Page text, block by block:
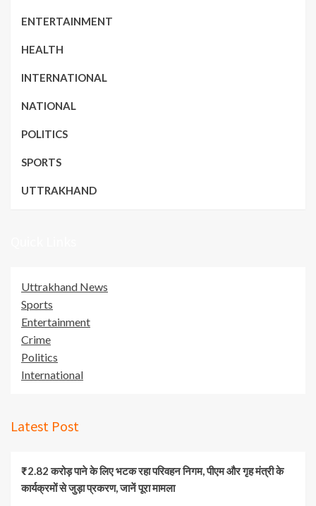
ENTERTAINMENT
HEALTH
INTERNATIONAL
NATIONAL
POLITICS
SPORTS
UTTRAKHAND
Uttrakhand News
Sports
Entertainment
Crime
Politics
International
Latest Post
₹2.82 करोड़ पाने के लिए भटक रहा परिवहन निगम, पीएम और गृह मंत्री के
कार्यक्रमों से जुड़ा प्रकरण, जानें पूरा मामला